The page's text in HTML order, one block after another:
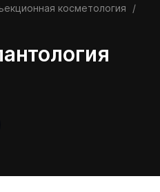
косметология